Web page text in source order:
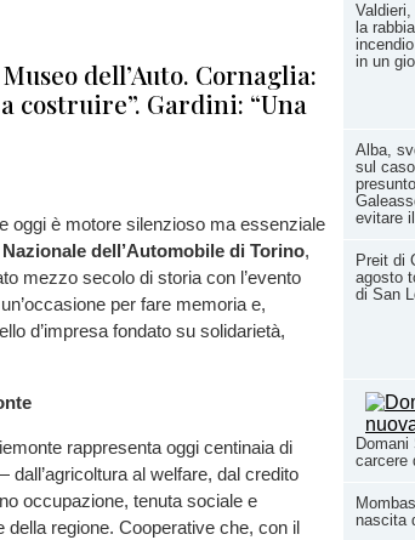
la
in un
Alba,
sul
evitare
Preit di
agosto
di San
carcere
nascita
dell’Auto. Cornaglia:
costruire”. Gardini: “Una
oggi è motore silenzioso ma essenziale
dell’Automobile di Torino,
mezzo secolo di storia con l’evento
per fare memoria e,
d’impresa fondato su solidarietà,
rappresenta oggi centinaia di
al welfare, dal credito
occupazione, tenuta sociale e
della regione. Cooperative che, con il